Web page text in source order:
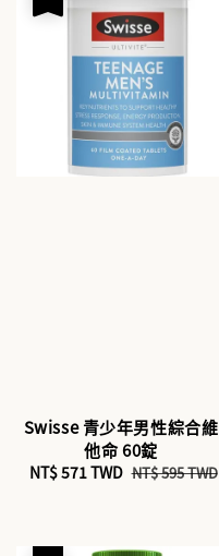
Swisse 青少年男性綜合維
他命 60錠
Sale
NT$ 571 TWD Regular
NT$ 595 TWD